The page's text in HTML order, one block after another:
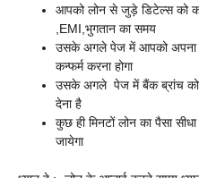
आपको लोन से जुड़े डिटेल्स को
,EMI,भुगतान का समय
उसके अगले पेज में आपको अपना
कन्फर्म करना होगा
उसके अगले पेज में बैंक ब्रांच
देना है
कुछ ही मिनटों लोन का पैसा
जायेगा